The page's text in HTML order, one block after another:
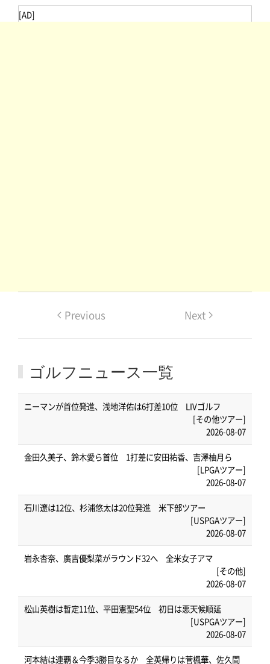
[AD]
Previous Next
ゴルフニュース一覧
ニーマンが首位発進、浅地洋佑は6打差10位 LIVゴルフ
[その他ツアー]
2026-08-07
金田久美子、鈴木愛ら首位 1打差に安田祐香、吉澤柚月ら
[LPGAツアー]
2026-08-07
石川遼は12位、杉浦悠太は20位発進 米下部ツアー
[USPGAツアー]
2026-08-07
岩永杏奈、廣吉優梨菜がラウンド32へ 全米女子アマ
[その他]
2026-08-07
松山英樹は暫定11位、平田憲聖54位 初日は悪天候順延
[USPGAツアー]
2026-08-07
河本結は連覇＆今季3勝目なるか 全英帰りは菅楓華、佐久間